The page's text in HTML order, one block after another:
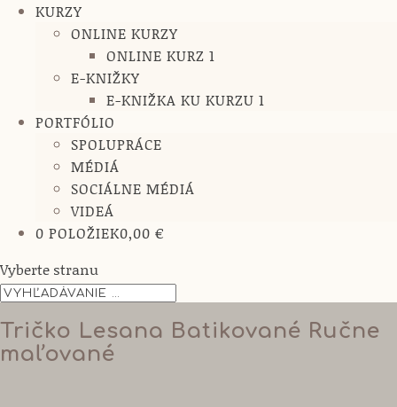
KURZY
ONLINE KURZY
ONLINE KURZ 1
E-KNIŽKY
E-KNIŽKA KU KURZU 1
PORTFÓLIO
SPOLUPRÁCE
MÉDIÁ
SOCIÁLNE MÉDIÁ
VIDEÁ
0 POLOŽIEK0,00 €
Vyberte stranu
Tričko Lesana Batikované Ručne
maľované